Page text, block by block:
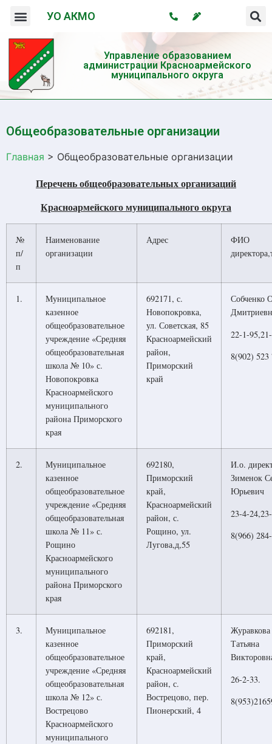
УО АКМО
Управление образованием
администрации Красноармейского
муниципального округа
Общеобразовательные организации
Главная > Общеобразовательные организации
Перечень общеобразовательных организаций
Красноармейского муниципального округа
№
п/
п
Наименование
организации
Адрес
ФИО
1.
Муниципальное
казенное
общеобразовательное
учреждение «Средняя
общеобразовательная
школа № 10» с.
Новопокровка
Красноармейского
муниципального
района Приморского
края
692171, с.
Новопокровка,
ул. Советская, 85
Красноармейский
район,
Приморский
край
Собченко
22-1-
8(902) 523
2.
Муниципальное
казенное
общеобразовательное
учреждение «Средняя
общеобразовательная
школа № 11» с.
Рощино
Красноармейского
муниципального
района Приморского
края
692180,
Приморский
край,
Красноармейский
район, с.
Рощино, ул.
Лугова,д,55
И.о.
Зименок
Юрьевич
23-4-
8(966)
3.
Муниципальное
казенное
общеобразовательное
учреждение «Средняя
общеобразовательная
школа № 12» с.
Вострецово
Красноармейского
муниципального
692181,
Приморский
край,
Красноармейский
район, с.
Вострецово, пер.
Пионерский, 4
Журавкова
Татьяна
26-2-33.